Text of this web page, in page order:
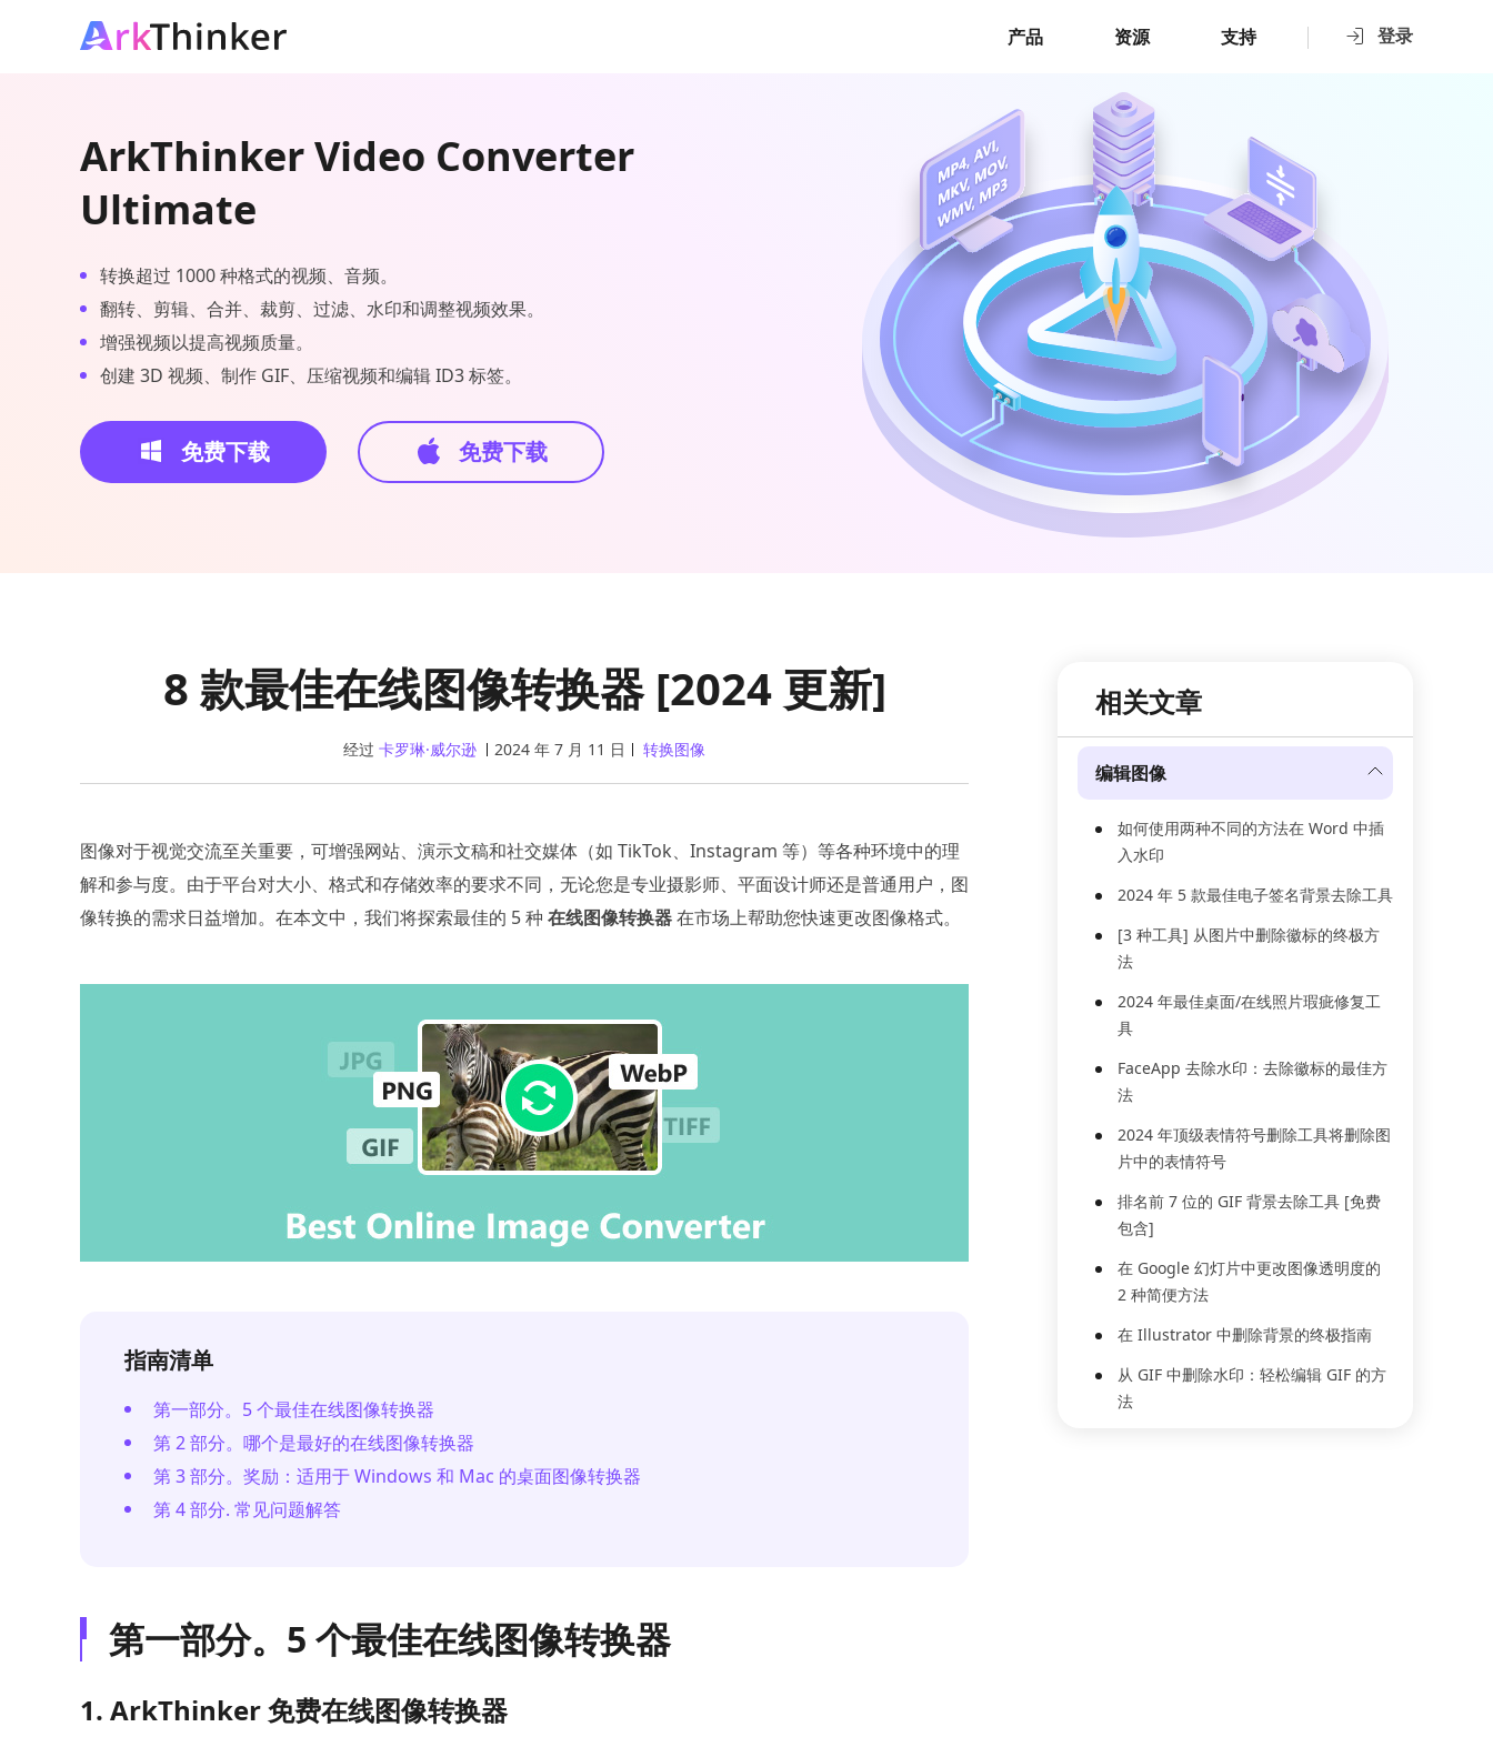
登录
产品 资源 支持
ArkThinker Video Converter
Ultimate
转换超过 1000 种格式的视频、音频。
翻转、剪辑、合并、裁剪、过滤、水印和调整视频效果。
增强视频以提高视频质量。
创建 3D 视频、制作 GIF、压缩视频和编辑 ID3 标签。
免费下载 免费下载
8 款最佳在线图像转换器 [2024 更新]
经过 卡罗琳·威尔逊 2024 年 7 月 11 日 转换图像
图像对于视觉交流至关重要，可增强网站、演示文稿和社交媒体（如 TikTok、Instagram 等）等各种环境中的理
解和参与度。由于平台对大小、格式和存储效率的要求不同，无论您是专业摄影师、平面设计师还是普通用户，图
像转换的需求日益增加。在本文中，我们将探索最佳的 5 种 在线图像转换器在市场上帮助您快速更改图像格式。
指南清单
第一部分。5 个最佳在线图像转换器
第 2 部分。哪个是最好的在线图像转换器
第 3 部分。奖励：适用于 Windows 和 Mac 的桌面图像转换器
第 4 部分. 常见问题解答
第一部分。5 个最佳在线图像转换器
1. ArkThinker 免费在线图像转换器
相关文章
编辑图像
如何使用两种不同的方法在 Word 中插
入水印
2024 年 5 款最佳电子签名背景去除工具
[3 种工具] 从图片中删除徽标的终极方
法
2024 年最佳桌面/在线照片瑕疵修复工
具
FaceApp 去除水印：去除徽标的最佳方
法
2024 年顶级表情符号删除工具将删除图
片中的表情符号
排名前 7 位的 GIF 背景去除工具 [免费
包含]
在 Google 幻灯片中更改图像透明度的
2 种简便方法
在 Illustrator 中删除背景的终极指南
从 GIF 中删除水印：轻松编辑 GIF 的方
法